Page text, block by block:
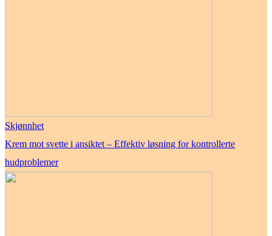
Skjønnhet
Krem mot svette i ansiktet – Effektiv løsning for kontrollerte
hudproblemer